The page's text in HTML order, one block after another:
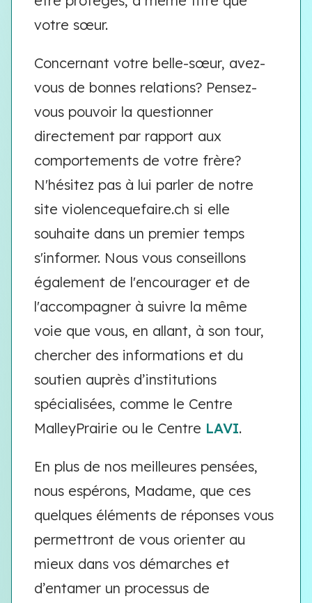
votre sœur.
Concernant votre belle-sœur, avez-
vous de bonnes relations? Pensez-
vous pouvoir la questionner
directement par rapport aux
comportements de votre frère?
N'hésitez pas à lui parler de notre
site violencequefaire.ch si elle
souhaite dans un premier temps
s'informer. Nous vous conseillons
également de l'encourager et de
l'accompagner à suivre la même
voie que vous, en allant, à son tour,
chercher des informations et du
soutien auprès d’institutions
spécialisées, comme le Centre
MalleyPrairie ou le Centre LAVI.
En plus de nos meilleures pensées,
nous espérons, Madame, que ces
quelques éléments de réponses vous
permettront de vous orienter au
mieux dans vos démarches et
d’entamer un processus de